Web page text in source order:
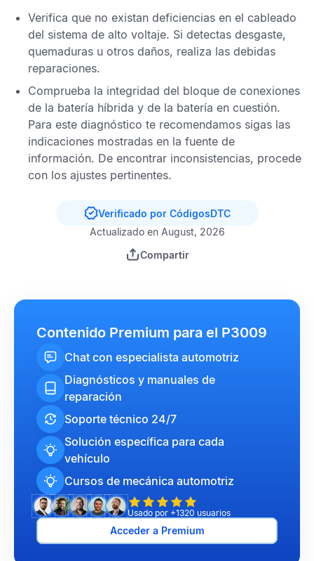
Verifica que no existan deficiencias en el cableado
del sistema de alto voltaje. Si detectas desgaste,
quemaduras u otros daños, realiza las debidas
reparaciones.
Comprueba la integridad del bloque de conexiones
de la batería híbrida y de la batería en cuestión.
Para este diagnóstico te recomendamos sigas las
indicaciones mostradas en la fuente de
información. De encontrar inconsistencias, procede
con los ajustes pertinentes.
Verificado por CódigosDTC
Actualizado en August, 2026
Compartir
Contenido Premium para el P3009
Chat con especialista automotriz
Diagnósticos y manuales de
reparación
Soporte técnico 24/7
Solución específica para cada
vehículo
Cursos de mecánica automotriz
Usado por +1320 usuarios
Acceder a Premium